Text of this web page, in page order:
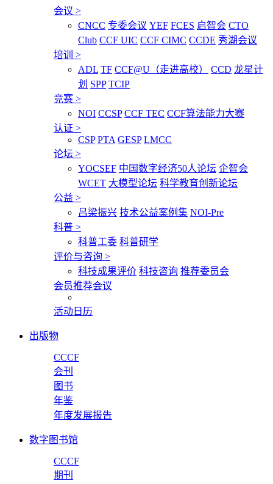
会议 >
CNCC 专委会议 YEF FCES 启智会 CTO
Club CCF UIC CCF CIMC CCDE 秀湖会议
培训 >
ADL TF CCF@U（走进高校） CCD 龙星计
划 SPP TCIP
竞赛 >
NOI CCSP CCF TEC CCF算法能力大赛
认证 >
CSP PTA GESP LMCC
论坛 >
YOCSEF 中国数字经济50人论坛 企智会
WCET 大模型论坛 科学教育创新论坛
公益 >
吕梁振兴 技术公益案例集 NOI-Pre
科普 >
科普工委 科普研学
评价与咨询 >
科技成果评价 科技咨询 推荐委员会
会员推荐会议
活动日历
出版物
CCCF
会刊
图书
年鉴
年度发展报告
数字图书馆
CCCF
期刊